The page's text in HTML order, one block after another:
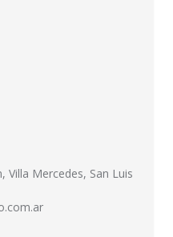
Villa Mercedes, San Luis